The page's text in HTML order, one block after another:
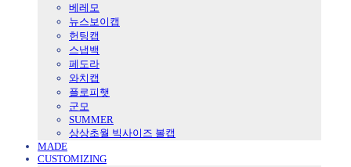
베레모
뉴스보이캡
헌팅캡
스냅백
페도라
와치캡
플로피햇
군모
SUMMER
상상초월 빅사이즈 볼캡
MADE
CUSTOMIZING